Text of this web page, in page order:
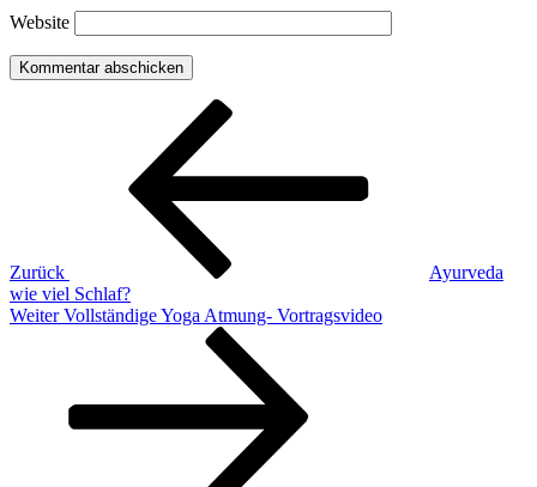
Website
Beitragsnavigation
Zurück
Ayurveda
wie viel Schlaf?
Nächster
Weiter Vollständige Yoga Atmung- Vortragsvideo